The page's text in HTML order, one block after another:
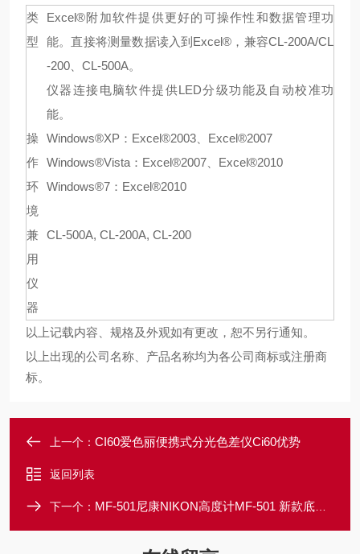
类
型
Excel®附加软件提供更好的可操作性和数据管理功
能。直接将测量数据读入到Excel®，兼容CL-200A/CL
-200、CL-500A。
仪器连接电脑软件提供LED分级功能及自动校准功
能。
操
作
环
境
Windows®XP：Excel®2003、Excel®2007
Windows®Vista：Excel®2007、Excel®2010
Windows®7：Excel®2010
兼
用
仪
器
CL-500A, CL-200A, CL-200
以上记载内容、规格及外观如有更改，恕不另行通知。
以上出现的公司名称、产品名称均为各公司商标或注册商
标。
上一个： CI60爱色丽便携式分光色差仪Ci60优势
返回列表
下一个： MF-501尼康NIKON高度计MF-501 新款底座上市